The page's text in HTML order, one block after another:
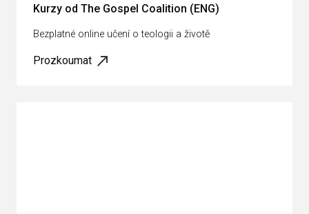
Kurzy od The Gospel Coalition (ENG)
Bezplatné online učení o teologii a životě
Prozkoumat